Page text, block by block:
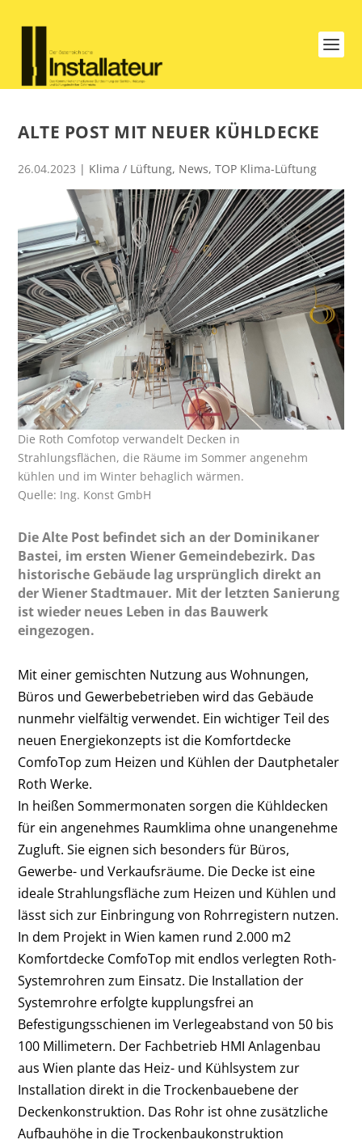
ALTE POST MIT NEUER KÜHLDECKE
26.04.2023 | Klima / Lüftung, News,TOP Klima-Lüftung
Die Roth Comfotop verwandelt Decken in
Strahlungsflächen, die Räume im Sommer angenehm
kühlen und im Winter behaglich wärmen.
Quelle: Ing. Konst GmbH
Die Alte Post befindet sich an der Dominikaner
Bastei, im ersten Wiener Gemeindebezirk. Das
historische Gebäude lag ursprünglich direkt an
der Wiener Stadtmauer. Mit der letzten Sanierung
ist wieder neues Leben in das Bauwerk
eingezogen.
Mit einer gemischten Nutzung aus Wohnungen,
Büros und Gewerbebetrieben wird das Gebäude
nunmehr vielfältig verwendet. Ein wichtiger Teil des
neuen Energiekonzepts ist die Komfortdecke
ComfoTop zum Heizen und Kühlen der Dautphetaler
Roth Werke.
In heißen Sommermonaten sorgen die Kühldecken
für ein angenehmes Raumklima ohne unangenehme
Zugluft. Sie eignen sich besonders für Büros,
Gewerbe- und Verkaufsräume. Die Decke ist eine
ideale Strahlungsfläche zum Heizen und Kühlen und
lässt sich zur Einbringung von Rohrregistern nutzen.
In dem Projekt in Wien kamen rund 2.000 m2
Komfortdecke ComfoTop mit endlos verlegten Roth-
Systemrohren zum Einsatz. Die Installation der
Systemrohre erfolgte kupplungsfrei an
Befestigungsschienen im Verlegeabstand von 50 bis
100 Millimetern. Der Fachbetrieb HMI Anlagenbau
aus Wien plante das Heiz- und Kühlsystem zur
Installation direkt in die Trockenbauebene der
Deckenkonstruktion. Das Rohr ist ohne zusätz­liche
Aufbauhöhe in die Trockenbaukonstruktion